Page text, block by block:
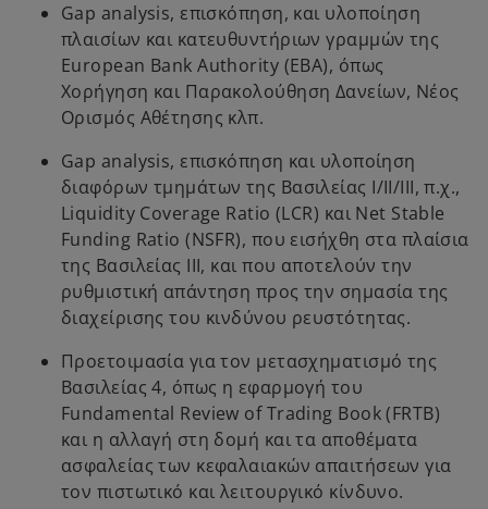
Gap analysis, επισκόπηση, και υλοποίηση
πλαισίων και κατευθυντήριων γραμμών της
Εuropean Bank Authority (EBA), όπως
Χορήγηση και Παρακολούθηση Δανείων, Νέος
Ορισμός Αθέτησης κλπ.
Gap analysis, επισκόπηση και υλοποίηση
διαφόρων τμημάτων της Βασιλείας Ι/ΙΙ/ΙΙΙ, π.χ.,
Liquidity Coverage Ratio (LCR) και Net Stable
Funding Ratio (NSFR), που εισήχθη στα πλαίσια
της Βασιλείας ΙΙΙ, και που αποτελούν την
ρυθμιστική απάντηση προς την σημασία της
διαχείρισης του κινδύνου ρευστότητας.
Προετοιμασία για τον μετασχηματισμό της
Βασιλείας 4, όπως η εφαρμογή του
Fundamental Review of Trading Book (FRTB)
και η αλλαγή στη δομή και τα αποθέματα
ασφαλείας των κεφαλαιακών απαιτήσεων για
τον πιστωτικό και λειτουργικό κίνδυνο.